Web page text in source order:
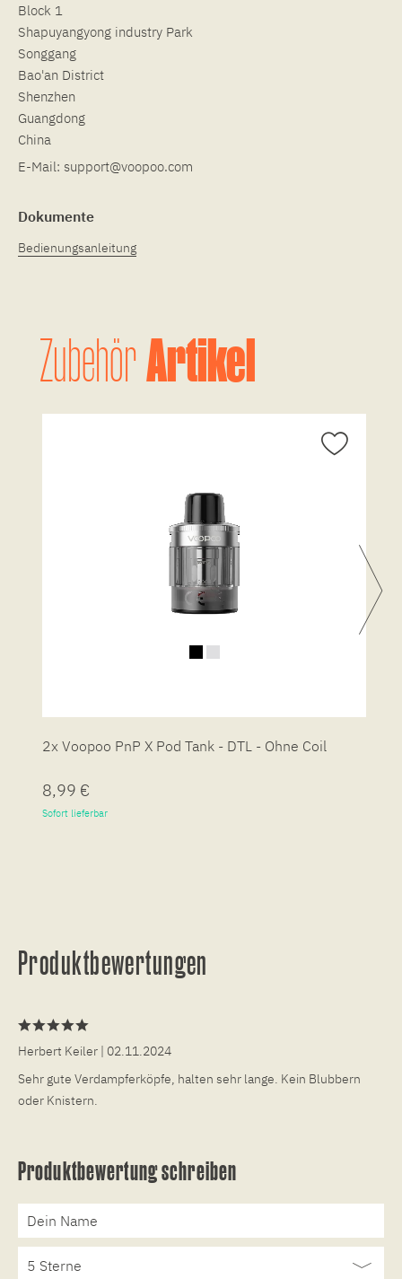
Block 1
Shapuyangyong industry Park
Songgang
Bao'an District
Shenzhen
Guangdong
China
E-Mail: support@voopoo.com
Dokumente
Bedienungsanleitung
ZubehörArtikel
2x Voopoo PnP X Pod Tank - DTL - Ohne Coil
8,99 €
Sofort lieferbar
Produktbewertungen
Herbert Keiler | 02.11.2024
Sehr gute Verdampferköpfe, halten sehr lange. Kein Blubbern
oder Knistern.
Produktbewertung schreiben